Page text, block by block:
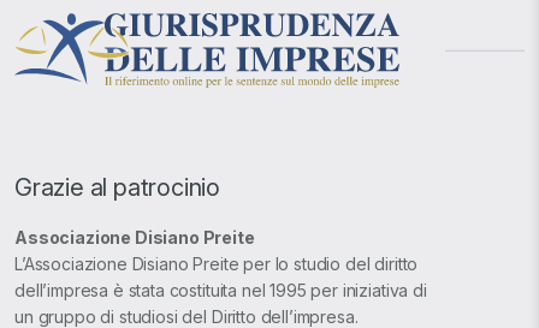
Grazie al patrocinio
Associazione Disiano Preite
L’Associazione Disiano Preite per lo studio del diritto
dell’impresa è stata costituita nel 1995 per iniziativa di
un gruppo di studiosi del Diritto dell’impresa.